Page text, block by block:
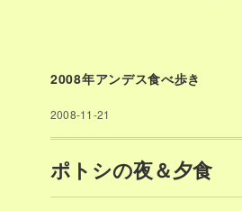
2008年アンデス食べ歩き
2008-11-21
ポトシの夜＆夕食